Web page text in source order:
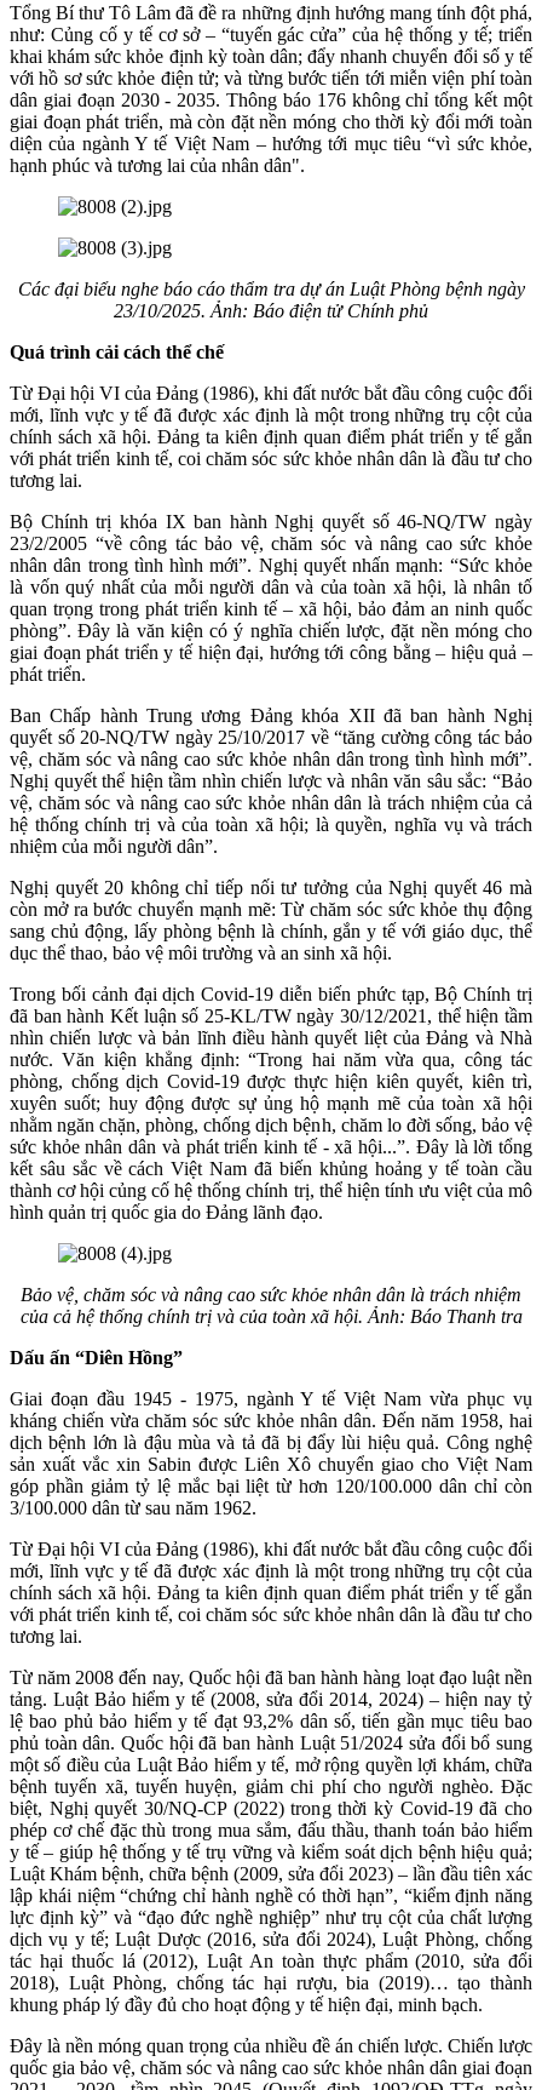
Tổng Bí thư Tô Lâm đã đề ra những định hướng mang tính đột phá,
như: Củng cố y tế cơ sở – “tuyến gác cửa” của hệ thống y tế; triển
khai khám sức khỏe định kỳ toàn dân; đẩy nhanh chuyển đổi số y tế
với hồ sơ sức khỏe điện tử; và từng bước tiến tới miễn viện phí toàn
dân giai đoạn 2030 - 2035. Thông báo 176 không chỉ tổng kết một
giai đoạn phát triển, mà còn đặt nền móng cho thời kỳ đổi mới toàn
diện của ngành Y tế Việt Nam – hướng tới mục tiêu “vì sức khỏe,
hạnh phúc và tương lai của nhân dân".
Các đại biểu nghe báo cáo thẩm tra dự án Luật Phòng bệnh ngày
23/10/2025. Ảnh: Báo điện tử Chính phủ
Quá trình cải cách thể chế
Từ Đại hội VI của Đảng (1986), khi đất nước bắt đầu công cuộc đổi
mới, lĩnh vực y tế đã được xác định là một trong những trụ cột của
chính sách xã hội. Đảng ta kiên định quan điểm phát triển y tế gắn
với phát triển kinh tế, coi chăm sóc sức khỏe nhân dân là đầu tư cho
tương lai.
Bộ Chính trị khóa IX ban hành Nghị quyết số 46-NQ/TW ngày
23/2/2005 “về công tác bảo vệ, chăm sóc và nâng cao sức khỏe
nhân dân trong tình hình mới”. Nghị quyết nhấn mạnh: “Sức khỏe
là vốn quý nhất của mỗi người dân và của toàn xã hội, là nhân tố
quan trọng trong phát triển kinh tế – xã hội, bảo đảm an ninh quốc
phòng”. Đây là văn kiện có ý nghĩa chiến lược, đặt nền móng cho
giai đoạn phát triển y tế hiện đại, hướng tới công bằng – hiệu quả –
phát triển.
Ban Chấp hành Trung ương Đảng khóa XII đã ban hành Nghị
quyết số 20-NQ/TW ngày 25/10/2017 về “tăng cường công tác bảo
vệ, chăm sóc và nâng cao sức khỏe nhân dân trong tình hình mới”.
Nghị quyết thể hiện tầm nhìn chiến lược và nhân văn sâu sắc: “Bảo
vệ, chăm sóc và nâng cao sức khỏe nhân dân là trách nhiệm của cả
hệ thống chính trị và của toàn xã hội; là quyền, nghĩa vụ và trách
nhiệm của mỗi người dân”.
Nghị quyết 20 không chỉ tiếp nối tư tưởng của Nghị quyết 46 mà
còn mở ra bước chuyển mạnh mẽ: Từ chăm sóc sức khỏe thụ động
sang chủ động, lấy phòng bệnh là chính, gắn y tế với giáo dục, thể
dục thể thao, bảo vệ môi trường và an sinh xã hội.
Trong bối cảnh đại dịch Covid-19 diễn biến phức tạp, Bộ Chính trị
đã ban hành Kết luận số 25-KL/TW ngày 30/12/2021, thể hiện tầm
nhìn chiến lược và bản lĩnh điều hành quyết liệt của Đảng và Nhà
nước. Văn kiện khẳng định: “Trong hai năm vừa qua, công tác
phòng, chống dịch Covid-19 được thực hiện kiên quyết, kiên trì,
xuyên suốt; huy động được sự ủng hộ mạnh mẽ của toàn xã hội
nhằm ngăn chặn, phòng, chống dịch bệnh, chăm lo đời sống, bảo vệ
sức khỏe nhân dân và phát triển kinh tế - xã hội...”. Đây là lời tổng
kết sâu sắc về cách Việt Nam đã biến khủng hoảng y tế toàn cầu
thành cơ hội củng cố hệ thống chính trị, thể hiện tính ưu việt của mô
hình quản trị quốc gia do Đảng lãnh đạo.
Bảo vệ, chăm sóc và nâng cao sức khỏe nhân dân là trách nhiệm
của cả hệ thống chính trị và của toàn xã hội. Ảnh: Báo Thanh tra
Dấu ấn “Diên Hồng”
Giai đoạn đầu 1945 - 1975, ngành Y tế Việt Nam vừa phục vụ
kháng chiến vừa chăm sóc sức khỏe nhân dân. Đến năm 1958, hai
dịch bệnh lớn là đậu mùa và tả đã bị đẩy lùi hiệu quả. Công nghệ
sản xuất vắc xin Sabin được Liên Xô chuyển giao cho Việt Nam
góp phần giảm tỷ lệ mắc bại liệt từ hơn 120/100.000 dân chỉ còn
3/100.000 dân từ sau năm 1962.
Từ Đại hội VI của Đảng (1986), khi đất nước bắt đầu công cuộc đổi
mới, lĩnh vực y tế đã được xác định là một trong những trụ cột của
chính sách xã hội. Đảng ta kiên định quan điểm phát triển y tế gắn
với phát triển kinh tế, coi chăm sóc sức khỏe nhân dân là đầu tư cho
tương lai.
Từ năm 2008 đến nay, Quốc hội đã ban hành hàng loạt đạo luật nền
tảng. Luật Bảo hiểm y tế (2008, sửa đổi 2014, 2024) – hiện nay tỷ
lệ bao phủ bảo hiểm y tế đạt 93,2% dân số, tiến gần mục tiêu bao
phủ toàn dân. Quốc hội đã ban hành Luật 51/2024 sửa đổi bổ sung
một số điều của Luật Bảo hiểm y tế, mở rộng quyền lợi khám, chữa
bệnh tuyến xã, tuyến huyện, giảm chi phí cho người nghèo. Đặc
biệt, Nghị quyết 30/NQ-CP (2022) trong thời kỳ Covid-19 đã cho
phép cơ chế đặc thù trong mua sắm, đấu thầu, thanh toán bảo hiểm
y tế – giúp hệ thống y tế trụ vững và kiểm soát dịch bệnh hiệu quả;
Luật Khám bệnh, chữa bệnh (2009, sửa đổi 2023) – lần đầu tiên xác
lập khái niệm “chứng chỉ hành nghề có thời hạn”, “kiểm định năng
lực định kỳ” và “đạo đức nghề nghiệp” như trụ cột của chất lượng
dịch vụ y tế; Luật Dược (2016, sửa đổi 2024), Luật Phòng, chống
tác hại thuốc lá (2012), Luật An toàn thực phẩm (2010, sửa đổi
2018), Luật Phòng, chống tác hại rượu, bia (2019)… tạo thành
khung pháp lý đầy đủ cho hoạt động y tế hiện đại, minh bạch.
Đây là nền móng quan trọng của nhiều đề án chiến lược. Chiến lược
quốc gia bảo vệ, chăm sóc và nâng cao sức khỏe nhân dân giai đoạn